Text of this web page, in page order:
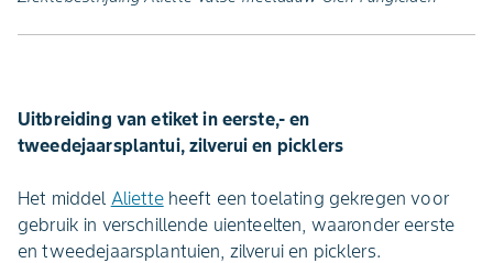
Uitbreiding van etiket in eerste,- en
tweedejaarsplantui, zilverui en picklers
Het middel Alietteheeft een toelating gekregen voor
gebruik in verschillende uienteelten, waaronder eerste
en tweedejaarsplantuien, zilverui en picklers.